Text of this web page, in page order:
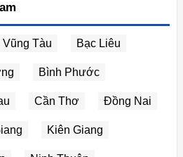
Vũng Tàu Bạc Liêu
Bình Phước
Cần Thơ Đồng Nai
Kiên Giang